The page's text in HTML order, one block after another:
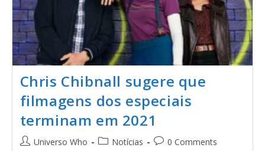
Chris Chibnall sugere que
filmagens dos especiais
terminam em 2021
Universo Who Notícias 0 Comments